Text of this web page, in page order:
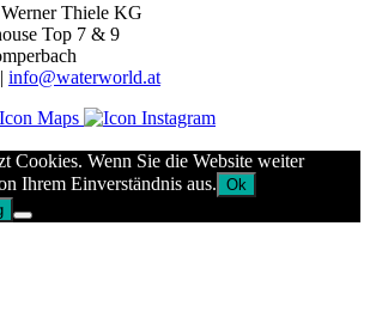
Werner Thiele KG
Top 7 & 9
| info@waterworld.at
Cookies. Wenn Sie die Website weiter
Ihrem Einverständnis aus. Ok